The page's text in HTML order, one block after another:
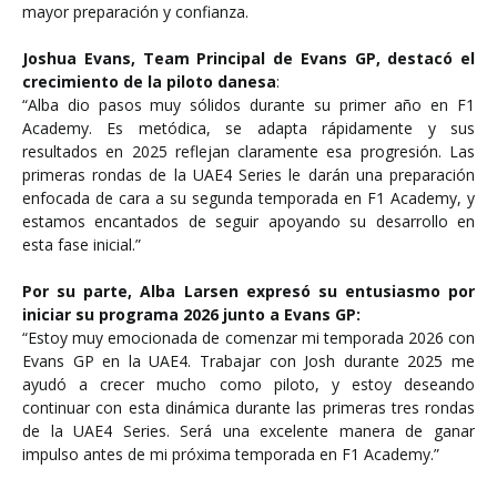
mayor preparación y confianza.
Joshua Evans, Team Principal de Evans GP, destacó el
crecimiento de la piloto danesa:
“Alba dio pasos muy sólidos durante su primer año en F1
Academy. Es metódica, se adapta rápidamente y sus
resultados en 2025 reflejan claramente esa progresión. Las
primeras rondas de la UAE4 Series le darán una preparación
enfocada de cara a su segunda temporada en F1 Academy, y
estamos encantados de seguir apoyando su desarrollo en
esta fase inicial.”
Por su parte, Alba Larsen expresó su entusiasmo por
iniciar su programa 2026 junto a Evans GP:
“Estoy muy emocionada de comenzar mi temporada 2026 con
Evans GP en la UAE4. Trabajar con Josh durante 2025 me
ayudó a crecer mucho como piloto, y estoy deseando
continuar con esta dinámica durante las primeras tres rondas
de la UAE4 Series. Será una excelente manera de ganar
impulso antes de mi próxima temporada en F1 Academy.”